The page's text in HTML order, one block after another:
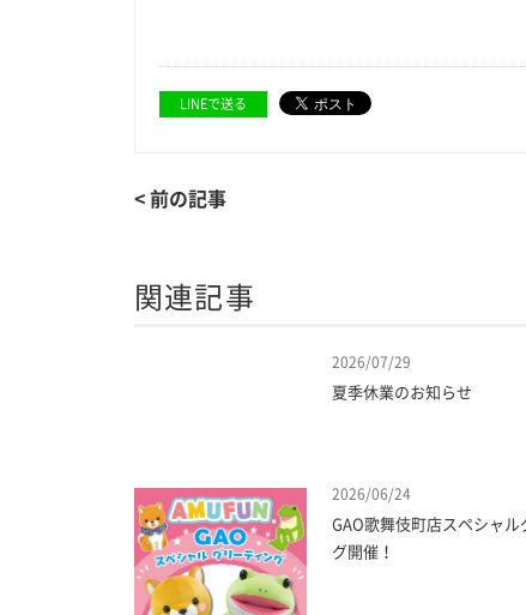
LINEで送る
< 前の記事
関連記事
2026/07/29
夏季休業のお知らせ
2026/06/24
GAO歌舞伎町店スペシャル
グ開催！